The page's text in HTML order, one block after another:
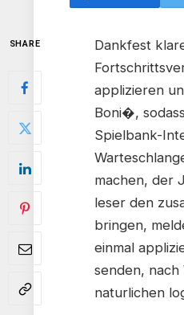
SHARE
Dankfest
applizieren
Boni�,
Spielbank-
machen, der
leser den
bringen,
einmal
senden,
naturlichen